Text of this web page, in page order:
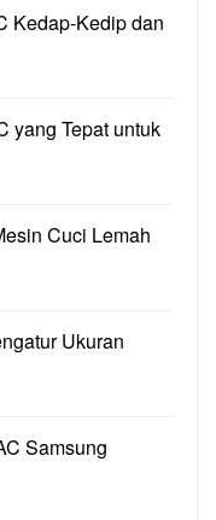
Kedap-Kedip dan
yang Tepat untuk
Cuci Lemah
Ukuran
Samsung